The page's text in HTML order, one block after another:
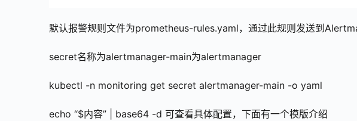
默认报警规则文件为prometheus-rules.yaml，通过此规则发送到
secret名称为alertmanager-main为alertmanager
kubectl -n monitoring get secret alertmanager-main -o yaml
echo “$内容” | base64 -d 可查看具体配置，下面有一个模版介绍